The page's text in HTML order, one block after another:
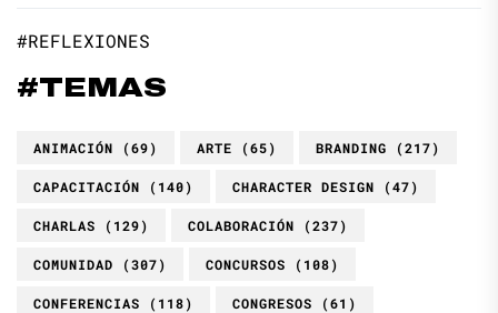
#REFLEXIONES
#TEMAS
ANIMACIÓN (69) ARTE (65) BRANDING (217)
CAPACITACIÓN (140) CHARACTER DESIGN (47)
CHARLAS (129) COLABORACIÓN (237)
COMUNIDAD (307) CONCURSOS (108)
CONFERENCIAS (118) CONGRESOS (61)